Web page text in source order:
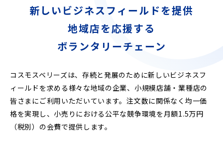
新しいビジネスフィールドを提供
地域店を応援する
ボランタリーチェーン
コスモスベリーズは、存続と発展のために新しいビジネスフ
ィールドを求める様々な地域の企業、小規模店舗・業種店の
皆さまにご利用いただいています。注文数に関係なく均一価
格を実現し、小売りにおける公平な競争環境を月額1.5万円
（税別）の会費で提供します。